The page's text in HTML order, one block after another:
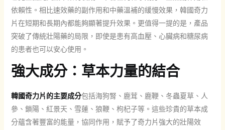
依賴性。相比速效藥的副作用和中藥溫補的緩慢效果，韓國奇力
片在短期和長期內都能夠顯著提升效果。更值得一提的是，產品
突破了傳統壯陽藥的局限，即使是患有高血壓、心臟病和糖尿病
的患者也可以安心使用。
強大成分：草本力量的結合
韓國奇力片的主要成分包括海狗腎、鹿茸、鹿鞭、冬蟲夏草、人
參、鎖陽、紅景天、雪蓮、狼鞭、枸杞子等。這些珍貴的草本成
分蘊含著豐富的能量，協同作用，賦予了奇力片強大的壯陽效